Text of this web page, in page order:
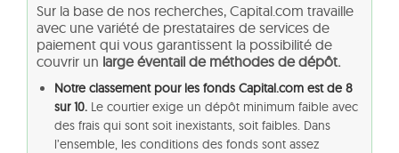
Sur la base de nos recherches, Capital.com travaille
avec une variété de prestataires de services de
paiement qui vous garantissent la possibilité de
couvrir un large éventail de méthodes de dépôt.
Notre classement pour les fonds Capital.com est de 8
sur 10. Le courtier exige un dépôt minimum faible avec
des frais qui sont soit inexistants, soit faibles. Dans
l’ensemble, les conditions des fonds sont assez